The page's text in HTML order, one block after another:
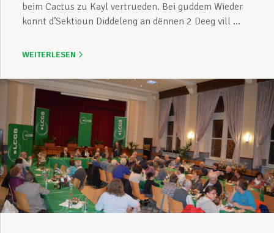
Aktuell
beim Cactus zu Kayl vertrueden. Bei guddem Wieder
konnt d’Sektioun Diddeleng an dënnen 2 Deeg vill ...
WEITERLESEN